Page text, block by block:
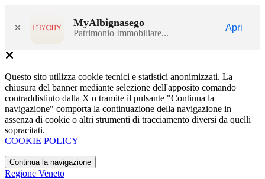
× MyAlbignasego
Patrimonio Immobiliare...
Apri
Questo sito utilizza cookie tecnici e statistici anonimizzati. La
chiusura del banner mediante selezione dell'apposito comando
contraddistinto dalla X o tramite il pulsante "Continua la
navigazione" comporta la continuazione della navigazione in
assenza di cookie o altri strumenti di tracciamento diversi da quelli
sopracitati.
COOKIE POLICY
Continua la navigazione
Regione Veneto